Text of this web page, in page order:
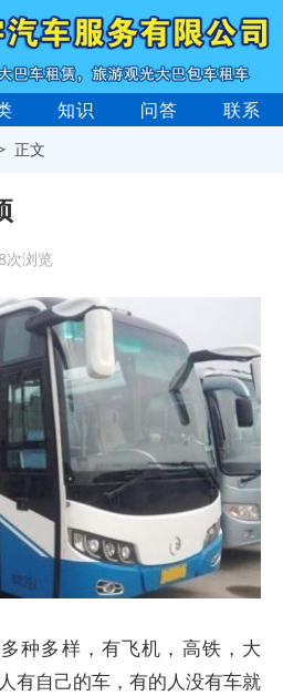
知识 问答 联系
正文
浏览
种多样，有飞机，高铁，大
有自己的车，有的人没有车就